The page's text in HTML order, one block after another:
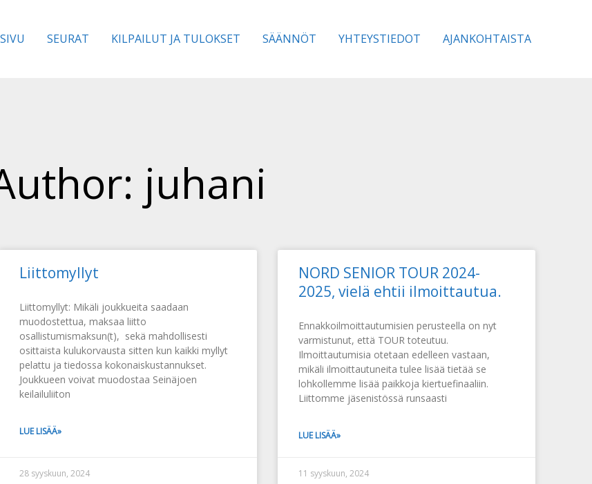
SEURAT KILPAILUT JA TULOKSET SÄÄNNÖT YHTEYSTIEDOT AJANKOHTAISTA
juhani
Liittomyllyt
Liittomyllyt: Mikäli joukkueita saadaan
muodostettua, maksaa liitto
osallistumismaksun(t), sekä mahdollisesti
osittaista kulukorvausta sitten kun kaikki myllyt
pelattu ja tiedossa kokonaiskustannukset.
Joukkueen voivat muodostaa Seinäjoen
keilailuliiton
LUE LISÄÄ»
28 syyskuun, 2024
NORD SENIOR TOUR 2024-
2025, vielä ehtii ilmoittautua.
Ennakkoilmoittautumisien perusteella on nyt
varmistunut, että TOUR toteutuu.
Ilmoittautumisia otetaan edelleen vastaan,
mikäli ilmoittautuneita tulee lisää tietää se
lohkollemme lisää paikkoja kiertuefinaaliin.
Liittomme jäsenistössä runsaasti
LUE LISÄÄ»
11 syyskuun, 2024